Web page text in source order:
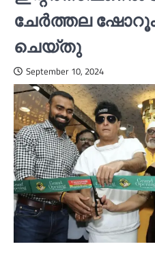
ചേര്‍ത്തല
ചെയ്തു
September 10, 2024